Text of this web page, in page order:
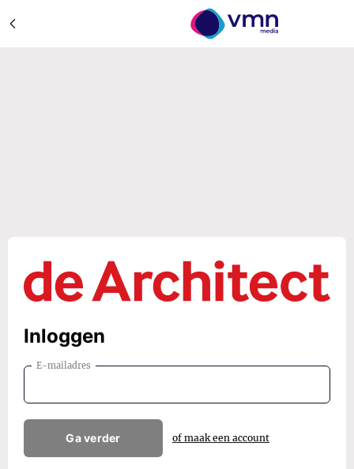
Inloggen
E-mailadres
Ga verder of maak een account